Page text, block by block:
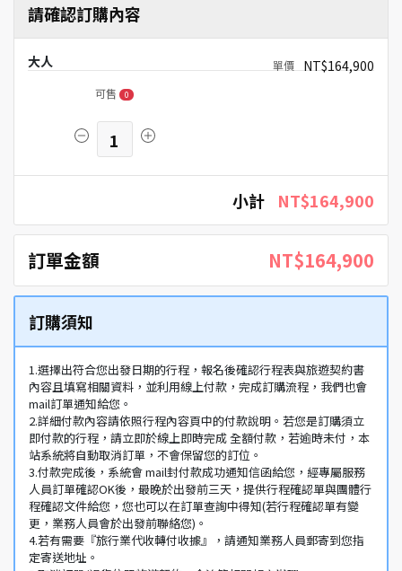
請確認訂購內容
大人 NT$164,900
可售 0
1
小計 NT$164,900
訂單金額 NT$164,900
訂購須知
1.選擇出符合您出發日期的行程，報名後確認行程表與旅遊契約書
內容且填寫相關資料，並利用線上付款，完成訂購流程，我們也會
mail訂單通知給您。
2.詳細付款內容請依照行程內容頁中的付款說明。若您是訂購須立
即付款的行程，請立即於線上即時完成 全額付款，若逾時未付，本
站系統將自動取消訂單，不會保留您的訂位。
3.付款完成後，系統會 mail封付款成功通知信函給您，經專屬服務
人員訂單確認OK後，最晚於出發前三天，提供行程確認單與團體行
程確認文件給您，您也可以在訂單查詢中得知(若行程確認單有變
更，業務人員會於出發前聯絡您)。
4.若有需要『旅行業代收轉付收據』，請通知業務人員郵寄到您指
定寄送地址。